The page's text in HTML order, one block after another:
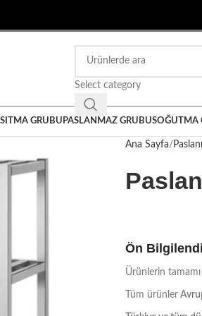
Select category
ISITMA GRUBU PASLANMAZ GRUBUSOĞUTMA
Ana Sayfa
Ön
Ürünlerin tamamı
Tüm ürünler